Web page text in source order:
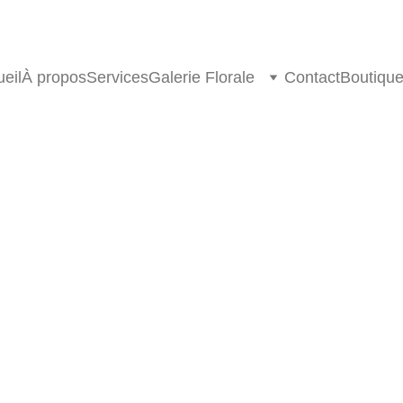
À proposServicesGalerie Florale ContactBoutique